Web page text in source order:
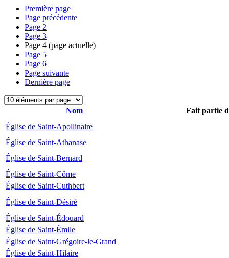
Première page
Page précédente
Page 2
Page 3
Page 4 (page actuelle)
Page 5
Page 6
Page suivante
Dernière page
Nom
Fait partie
Église de Saint-Apollinaire
Église de Saint-Athanase
Église de Saint-Bernard
Église de Saint-Côme
Église de Saint-Cuthbert
Église de Saint-Désiré
Église de Saint-Édouard
Église de Saint-Émile
Église de Saint-Grégoire-le-Grand
Église de Saint-Hilaire